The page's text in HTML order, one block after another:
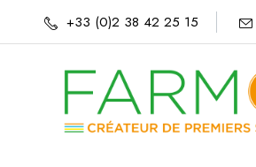
+33 (0)2 38 42 25 15